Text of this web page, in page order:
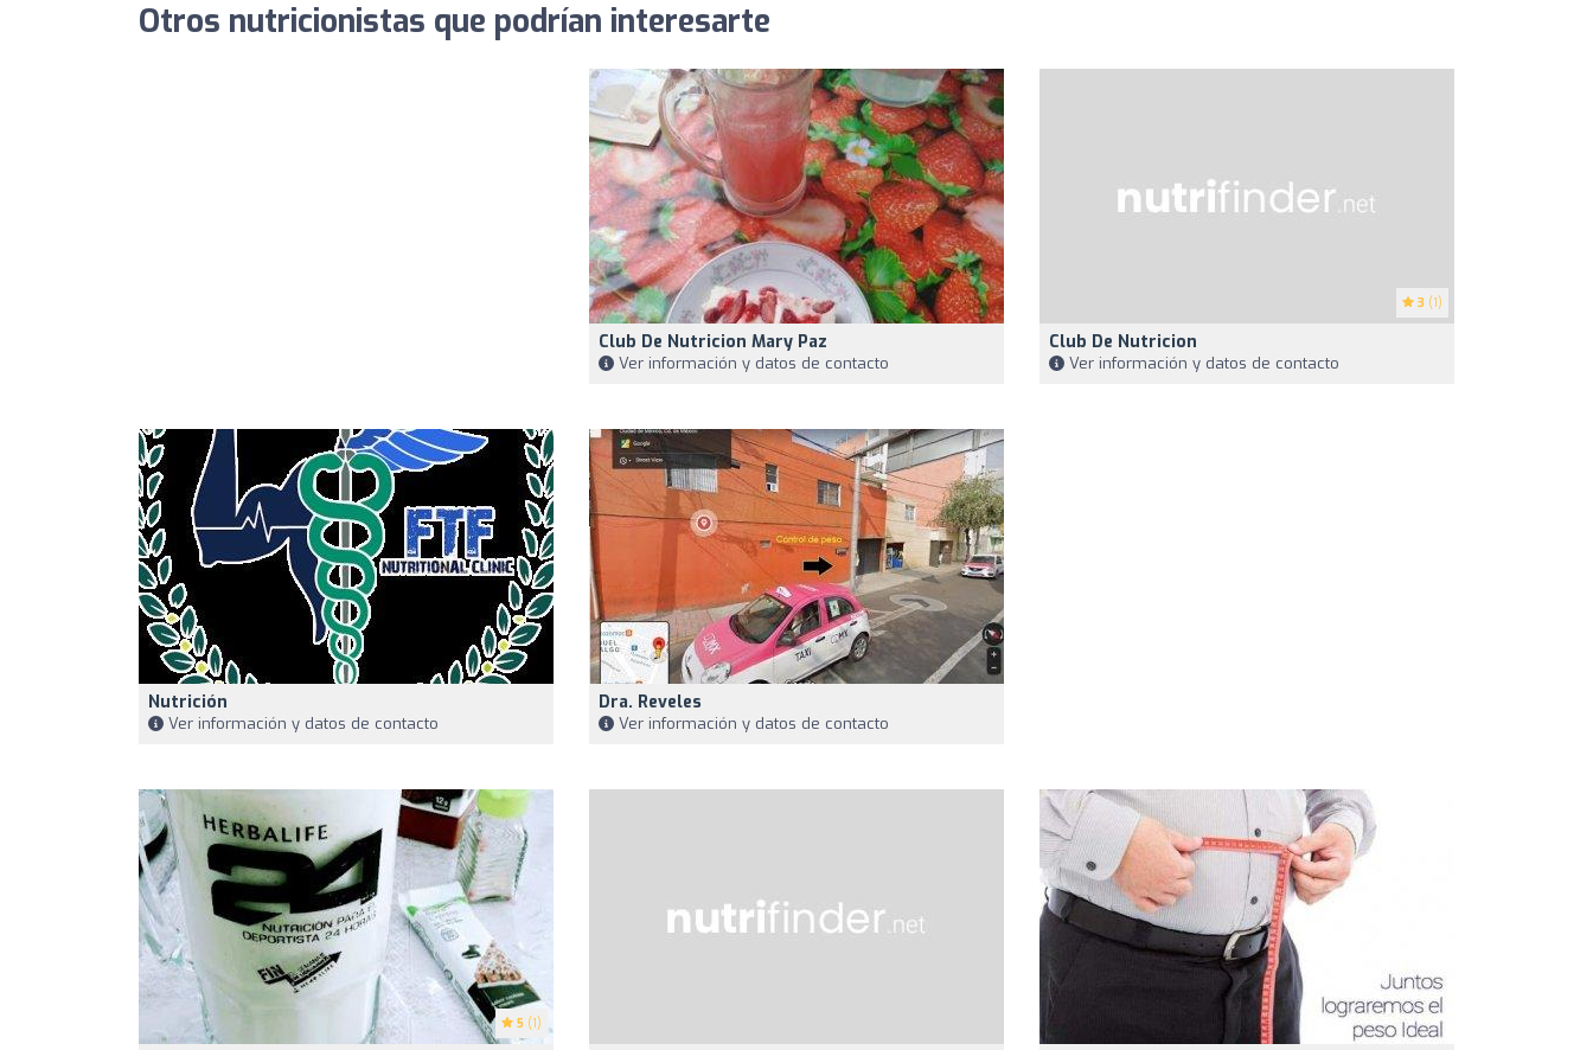
Otros nutricionistas que podrían interesarte
Club De Nutricion Mary Paz
Ver información y datos de contacto
3 (1)
Club De Nutricion
Ver información y datos de contacto
Nutrición
Ver información y datos de contacto
Dra. Reveles
Ver información y datos de contacto
5 (1)